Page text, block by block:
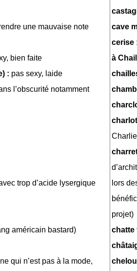
une mauvaise note
bien faite
: pas sexy, laide
l’obscurité notamment
trop d’acide lysergique
américain bastard)
qui n’est pas à la mode,
cave
cerise
à
lors
projet)
chatte